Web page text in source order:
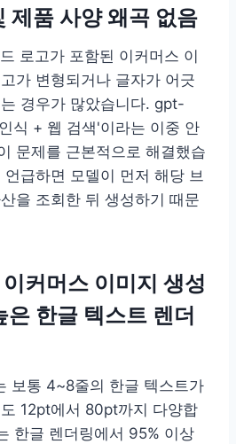
제품 사양 왜곡 없음
로고가 포함된 이커머스 이
가 변형되거나 글자가 어긋
경우가 많았습니다. gpt-
식 + 웹 검색'이라는 이중 안
문제를 근본적으로 해결했습
급하면 모델이 먼저 해당 브
을 조회한 뒤 생성하기 때문
커머스 이미지 생성
한글 텍스트 렌더
보통 4~8줄의 한글 텍스트가
12pt에서 80pt까지 다양합
한글 렌더링에서 95% 이상